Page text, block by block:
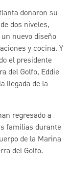
donaron su
dos niveles,
nuevo diseño
y cocina. Y
el presidente
del Golfo, Eddie
llegada de la
regresado a
familias durante
de la Marina
del Golfo.